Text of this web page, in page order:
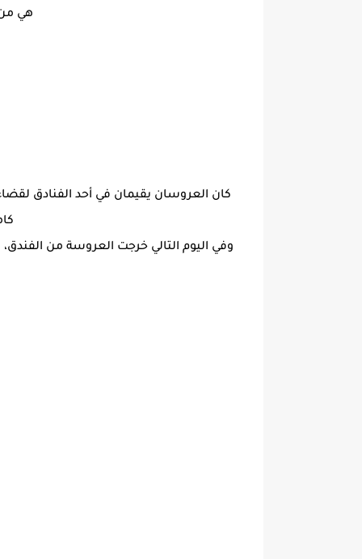
هي من
كان العروسان يقيمان في أحد الفنادق
وفي اليوم التالي خرجت العروسة من